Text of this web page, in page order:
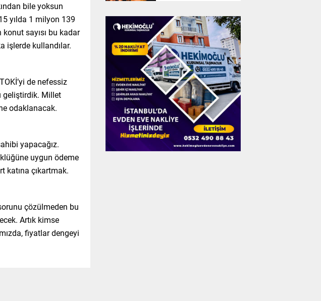
bile yoksun
yılda 1 milyon 139
sayısı bu kadar
işlerde kullandılar.
de nefessiz
geliştirdik. Millet
odaklanacak.
yapacağız.
uygun ödeme
katına çıkartmak.
çözülmeden bu
Artık kimse
fiyatlar dengeyi